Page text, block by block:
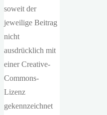
soweit der
jeweilige Beitrag
nicht
ausdrücklich mit
einer Creative-
Commons-
Lizenz
gekennzeichnet